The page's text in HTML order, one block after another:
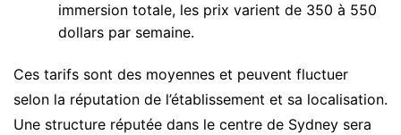
immersion totale, les prix varient de 350 à 550
dollars par semaine.
Ces tarifs sont des moyennes et peuvent fluctuer
selon la réputation de l’établissement et sa localisation.
Une structure réputée dans le centre de Sydney sera